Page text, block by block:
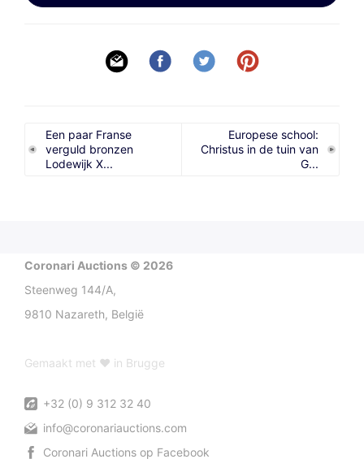
Een paar Franse
verguld bronzen
Lodewijk X...
Europese school:
Christus in de tuin van
G...
Coronari Auctions © 2026
Steenweg 144/A,
9810 Nazareth, België
Gemaakt met ♥ in Brugge
+32 (0) 9 312 32 40
info@coronariauctions.com
Coronari Auctions op Facebook